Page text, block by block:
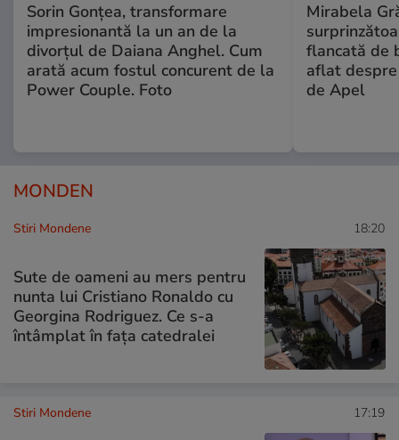
Sorin Gonțea, transformare
impresionantă la un an de la
divorțul de Daiana Anghel. Cum
arată acum fostul concurent de la
Power Couple. Foto
Mirabela
flancată de
aflat
de Apel
MONDEN
Stiri Mondene 18:20
Sute de oameni au mers pentru
nunta lui Cristiano Ronaldo cu
Georgina Rodriguez. Ce s-a
întâmplat în fața catedralei
Stiri Mondene 17:19